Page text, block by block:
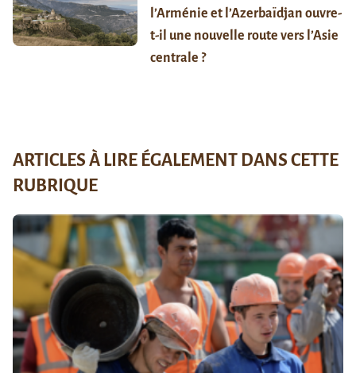
l’Arménie et l’Azerbaïdjan ouvre-
t-il une nouvelle route vers l’Asie
centrale ?
ARTICLES À LIRE ÉGALEMENT DANS CETTE
RUBRIQUE